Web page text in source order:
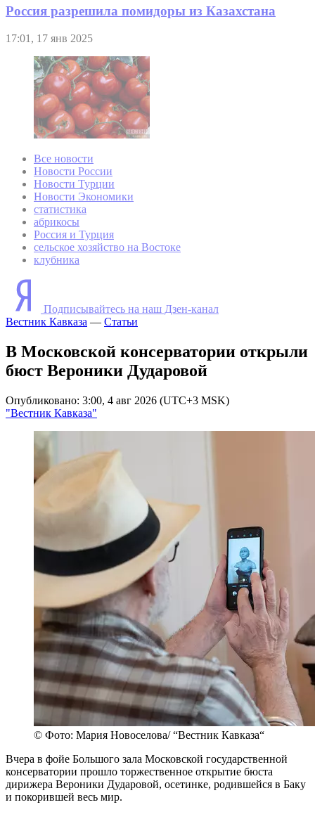
Россия разрешила помидоры из Казахстана
17:01, 17 янв 2025
Все новости
Новости России
Новости Турции
Новости Экономики
статистика
абрикосы
Россия и Турция
сельское хозяйство на Востоке
клубника
Подписывайтесь на наш Дзен-канал
Вестник Кавказа — Статьи
В Московской консерватории открыли
бюст Вероники Дударовой
Опубликовано: 3:00, 4 авг 2026 (UTC+3 MSK)
"Вестник Кавказа"
© Фото: Мария Новоселова/ “Вестник Кавказа“
Вчера в фойе Большого зала Московской государственной
консерватории прошло торжественное открытие бюста
дирижера Вероники Дударовой, осетинке, родившейся в Баку
и покорившей весь мир.